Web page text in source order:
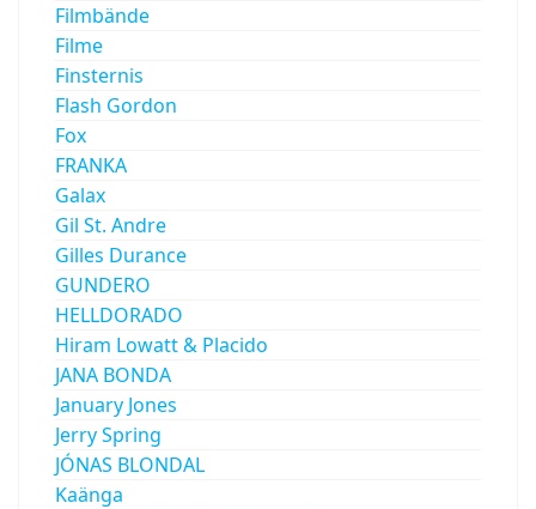
Filmbände
Filme
Finsternis
Flash Gordon
Fox
FRANKA
Galax
Gil St. Andre
Gilles Durance
GUNDERO
HELLDORADO
Hiram Lowatt & Placido
JANA BONDA
January Jones
Jerry Spring
JÓNAS BLONDAL
Kaänga